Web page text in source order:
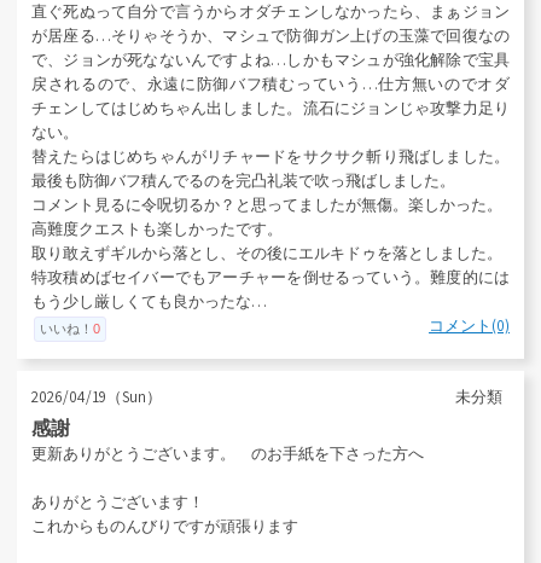
直ぐ死ぬって自分で言うからオダチェンしなかったら、まぁジョン
が居座る…そりゃそうか、マシュで防御ガン上げの玉藻で回復なの
で、ジョンが死なないんですよね…しかもマシュが強化解除で宝具
戻されるので、永遠に防御バフ積むっていう…仕方無いのでオダ
チェンしてはじめちゃん出しました。流石にジョンじゃ攻撃力足り
ない。
替えたらはじめちゃんがリチャードをサクサク斬り飛ばしました。
最後も防御バフ積んでるのを完凸礼装で吹っ飛ばしました。
コメント見るに令呪切るか？と思ってましたが無傷。楽しかった。
高難度クエストも楽しかったです。
取り敢えずギルから落とし、その後にエルキドゥを落としました。
特攻積めばセイバーでもアーチャーを倒せるっていう。難度的には
もう少し厳しくても良かったな…
いいね！ 0 コメント(0)
2026/04/19（Sun） 未分類
感謝
更新ありがとうございます。 のお手紙を下さった方へ
ありがとうございます！
これからものんびりですが頑張ります